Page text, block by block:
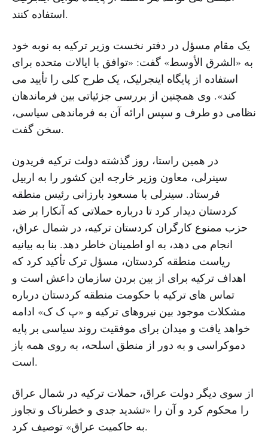
استفاده کنند.
یک مقام مسؤل در دفتر نخست وزیر ترکیه به نوبه خود
به «الشرق الأوسط» گفت: «توافق با ایالات متحده برای
استفاده از پایگاه اینجرلیک، یک طرح کلی را تأیید می
کند». وی همچنین از بررسی جزئیاتی بین فرماندهان
نظامی دو طرف و سپس ارائه آن به فرماندهی سیاسی،
سخن گفت.
در همین راستا، روز گذشته دولت ترکیه فریدون
سینرلی، معاون وزیر خارجه این کشور را به اربیل
فرستاد. سینرلی با مسعود بارزانی رئیس منطقه
کردستان دیدار کرد تا درباره حملاتی که آنکارا بر ضد
حزب ممنوع کارگران کردستان ترکیه، در شمال عراق،
انجام می دهد، به او اطمینان خاطر دهد. بنا به بیانیه
ریاست منطقه کردستان، مسؤل ترک تأکید کرد که
اهداف ترکیه برای از بین بردن سازمان داعش است و
تماس های ترکیه با حکومت منطقه کردستان درباره
مشکلات موجود بین نیروهای ترکیه و «پ ک ک» ادامه
خواهد یافت و میدان برای موفقیت روند سیاسی بر پایه
دموکراسی و به دور از منطق اسلحه، به روی همه باز
است.
از سوی دیگر دولت عراق، حملات ترکیه در شمال عراق
را محکوم کرد و آن را «تشدید جدی و خطرناک و تجاوز
به حاکمیت عراق» توصیف کرد.